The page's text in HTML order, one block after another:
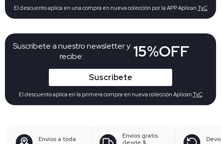
Suscribete a nuestro newsletter y
recibe:
15%OFF
Suscribete
El descuento aplica en la primera compra en nueva colección Aplican TyC
El descuento aplica en una compra en nueva colección por la APP Aplican TyC
Envíos a toda
Envíos gratis